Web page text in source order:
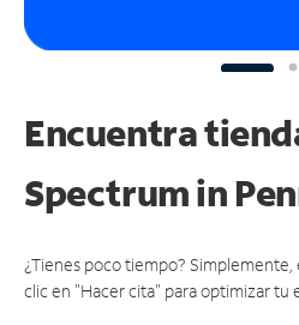
Encuentra
Spectrumin
¿Tienes poco tiempo?
clic en "Hacer cita" para optimizar tu